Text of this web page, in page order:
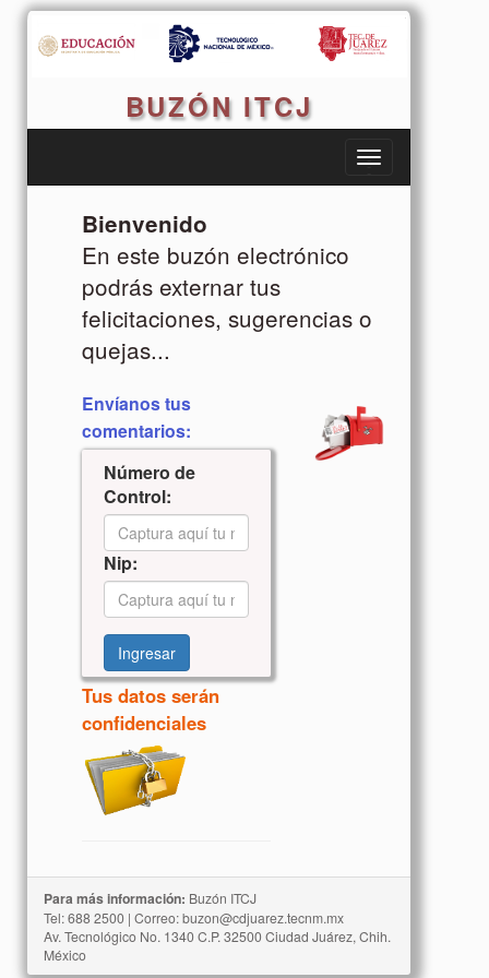
BUZÓN ITCJ
---
Bienvenido
En este buzón electrónico
podrás externar tus
felicitaciones, sugerencias o
quejas...
Envíanos tus
comentarios:
Número de
Control:
Nip:
Ingresar
Tus datos serán
confidenciales
Para más información: Buzón ITCJ
Tel: 688 2500 | Correo: buzon@cdjuarez.tecnm.mx
Av. Tecnológico No. 1340 C.P. 32500 Ciudad Juárez, Chih.
México